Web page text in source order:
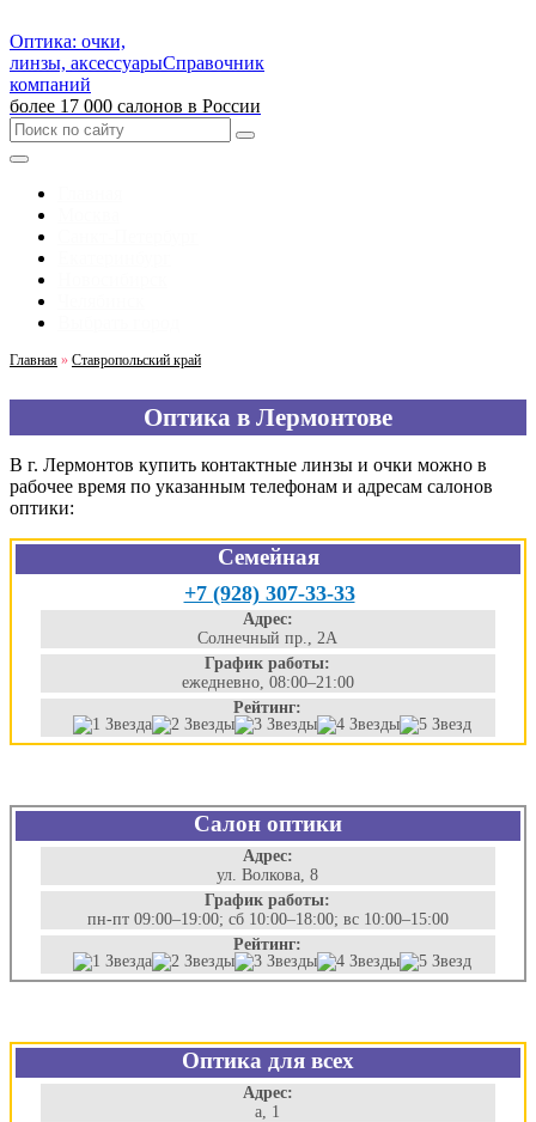
Оптика: очки,
линзы, аксессуарыСправочник
компаний
более 17 000 салонов в России
Главная » Ставропольский край
Оптика в Лермонтове
В г. Лермонтов купить контактные линзы и очки можно в
рабочее время по указанным телефонам и адресам салонов
оптики:
Семейная
+7 (928) 307-33-33
Адрес:
Солнечный пр., 2А
График работы:
ежедневно, 08:00–21:00
Рейтинг:
Салон оптики
Адрес:
ул. Волкова, 8
График работы:
пн-пт 09:00–19:00; сб 10:00–18:00; вс 10:00–15:00
Рейтинг:
Оптика для всех
Адрес:
а, 1